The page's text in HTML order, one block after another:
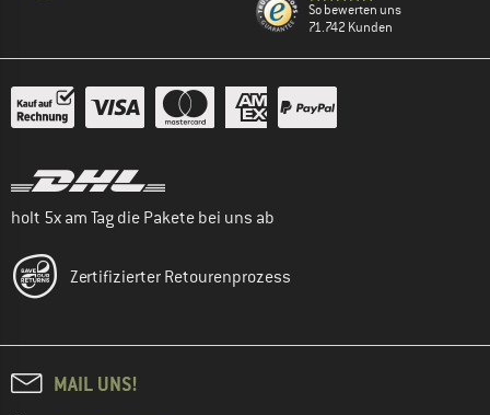
So bewerten uns
71.742 Kunden
holt 5x am Tag die Pakete bei uns ab
Zertifizierter Retourenprozess
MAIL UNS!